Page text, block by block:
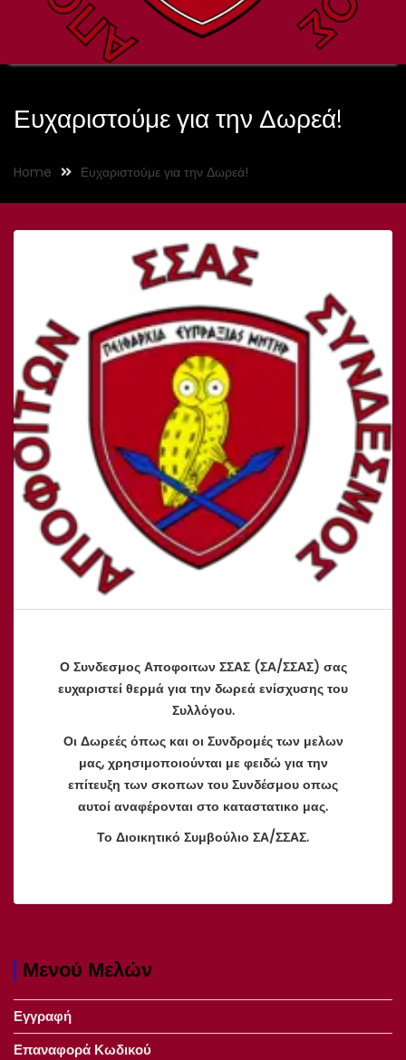
Ευχαριστούμε για την Δωρεά!
Home Ευχαριστούμε για την Δωρεά!
Ο Συνδεσμος Αποφοιτων ΣΣΑΣ (ΣΑ/ΣΣΑΣ) σας
ευχαριστεί θερμά για την δωρεά ενίσχυσης του
Συλλόγου.
Οι Δωρεές όπως και οι Συνδρομές των μελων
μας, χρησιμοποιούνται με φειδώ για την
επίτευξη των σκοπων του Συνδέσμου οπως
αυτοί αναφέρονται στο καταστατικο μας.
Το Διοικητικό Συμβούλιο ΣΑ/ΣΣΑΣ.
Μενού Μελών
Εγγραφή
Επαναφορά Κωδικού